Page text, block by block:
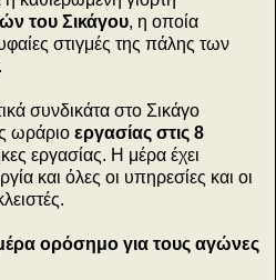
του Σικάγου, η οποία
στιγμές της πάλης των
συνδικάτα στο Σικάγο
ωράριο εργασίας στις 8
εργασίας. Η μέρα έχει
και όλες οι υπηρεσίες και οι
ορόσημο για τους αγώνες